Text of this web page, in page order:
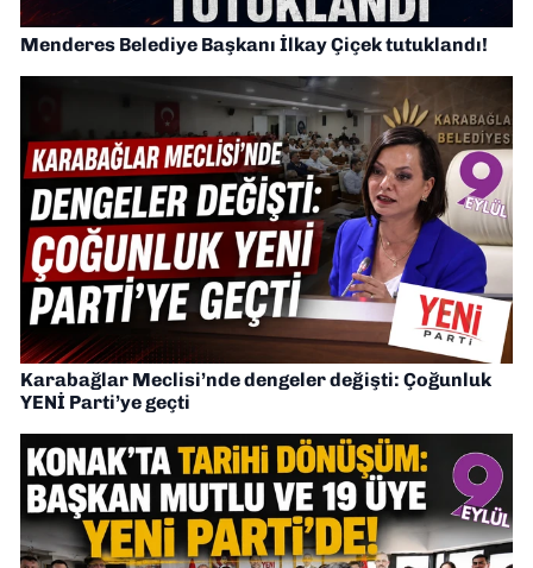
Menderes Belediye Başkanı İlkay Çiçek tutuklandı!
Karabağlar Meclisi’nde dengeler değişti: Çoğunluk
YENİ Parti’ye geçti